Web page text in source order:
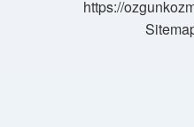
https://